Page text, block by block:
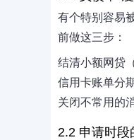
有个特别容易
前做这三步：
结清小额网贷
信用卡账单分
关闭不常用的
2.2 申请时段